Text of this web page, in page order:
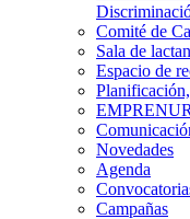
Comité de
Sala de
Espacio de
EMPRENUR
Novedades
Agenda
Campañas